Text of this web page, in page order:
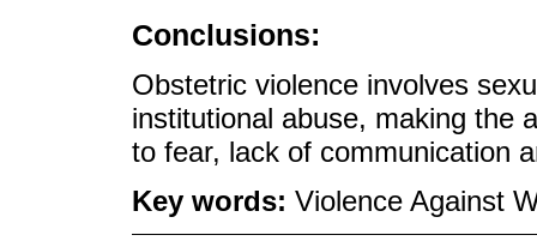
Conclusions:
Obstetric violence involves
institutional abuse, making the
to fear, lack of communication
Key words: Violence Against